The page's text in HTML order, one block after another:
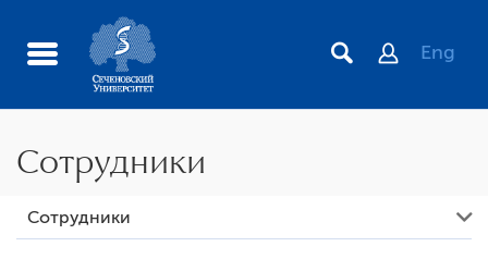
Eng
Сотрудники
План циклов в системе НМО на 2020 год. Название
цикла: Рентгенэндоваскулярные методы лечения
Сотрудники